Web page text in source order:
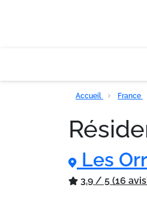
Accueil France
Les
3.9 / 5 (16